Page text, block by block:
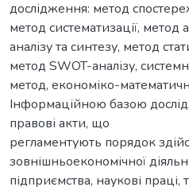
дослідження: метод
метод систематизації, метод
аналізу та синтезу, метод
метод SWOT-аналізу,
метод, економіко-
Інформаційною базою
правові акти, що
регламентують порядок
зовнішньоекономічної
підприємства, наукові праці,